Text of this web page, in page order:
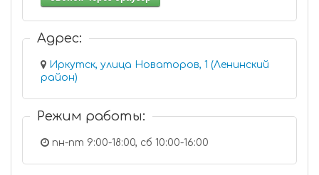
Адрес:
Иркутск, улица Новаторов, 1 (Ленинский
район)
Режим работы:
пн-пт 9:00-18:00, сб 10:00-16:00